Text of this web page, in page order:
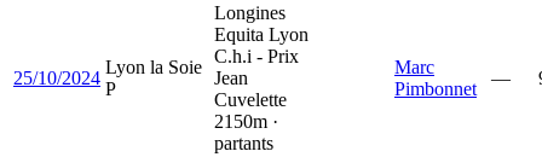
25/10/2024
Lyon la Soie
P
Longines
Equita Lyon
C.h.i - Prix
Jean
Cuvelette
2150m ·
partants
Marc
Pimbonnet
—